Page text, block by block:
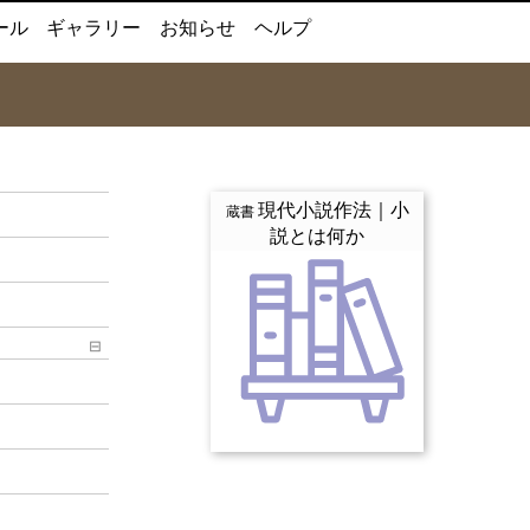
ル ギャラリー お知らせ ヘルプ
蔵書 現代小説作法｜小
説とは何か
⊟